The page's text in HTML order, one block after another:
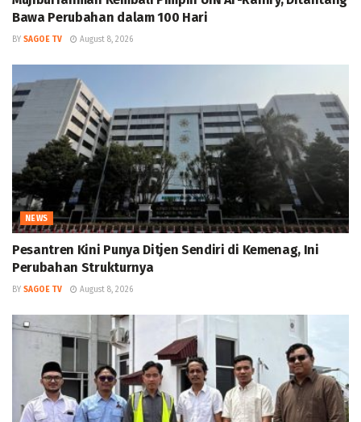
Bawa Perubahan dalam 100 Hari
BY SAGOE TV August 8, 2026
NEWS
Pesantren Kini Punya Ditjen Sendiri di Kemenag, Ini
Perubahan Strukturnya
BY SAGOE TV August 8, 2026